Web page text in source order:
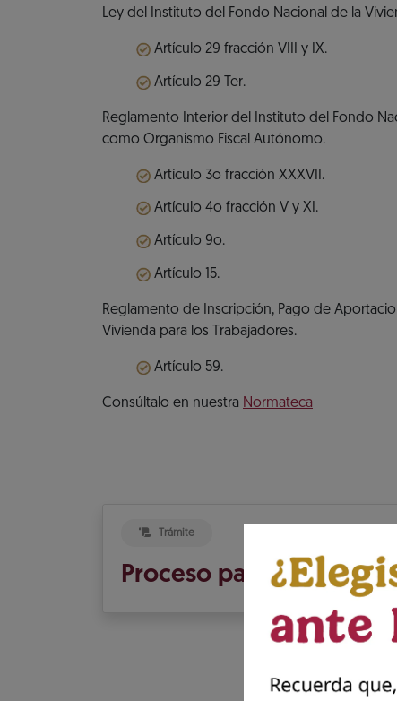
Ley del Instituto del Fondo Nacional de la
Artículo 29 fracción VIII y IX.
Artículo 29 Ter.
Reglamento Interior del Instituto del Fondo
como Organismo Fiscal Autónomo.
Artículo 3o fracción XXXVII.
Artículo 4o fracción V y XI.
Artículo 9o.
Artículo 15.
Reglamento de Inscripción, Pago de
Vivienda para los Trabajadores.
Artículo 59.
Consúltalo en nuestra Normateca
Trámite
Proceso para presentar